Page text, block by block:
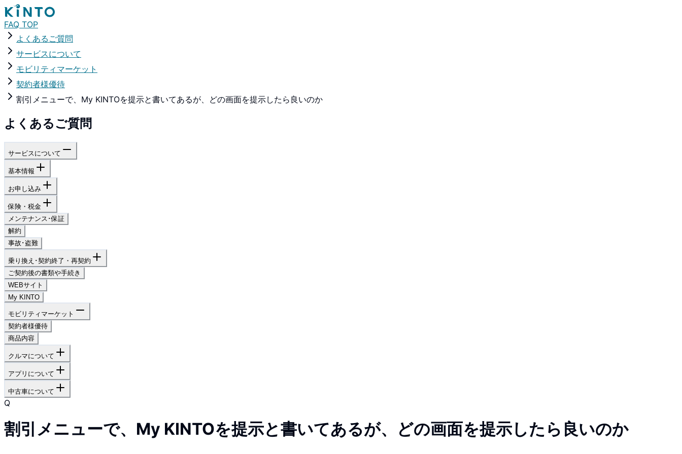
FAQ TOP
よくあるご質問
サービスについて
モビリティマーケット
契約者様優待
割引メニューで、My KINTOを提示と書いてあるが、どの画面を提示したら良いのか
よくあるご質問
サービスについて
基本情報
お申し込み
保険・税金
メンテナンス･保証
解約
事故･盗難
乗り換え･契約終了・再契約
ご契約後の書類や手続き
WEBサイト
My KINTO
モビリティマーケット
契約者様優待
商品内容
クルマについて
アプリについて
中古車について
Q
割引メニューで、My KINTOを提示と書いてあるが、どの画面を提示したら良いのか